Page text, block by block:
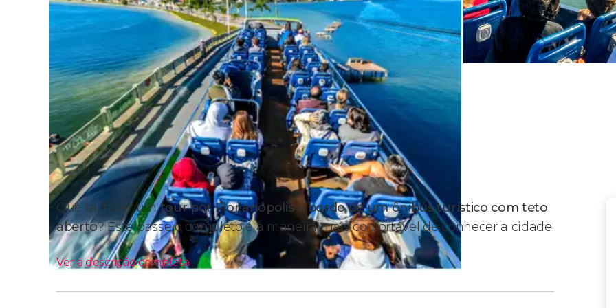
Que tal fazer umtour por Florianópolis a bordo de um ônibus turístico com teto
aberto? Este passeio completo é a maneira mais confortável de conhecer a cidade.
Ver a descrição completa